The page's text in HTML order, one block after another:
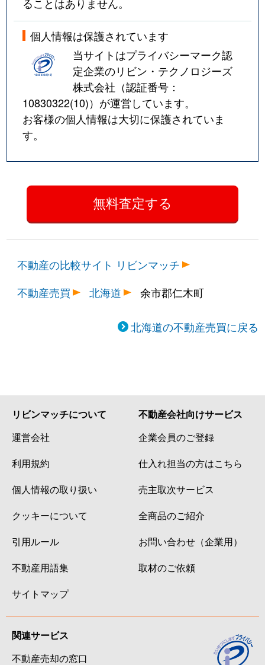
個人情報は保護されています
当サイトはプライバシーマーク認
定企業のリビン・テクノロジーズ
株式会社（認証番号：
10830322(10)）が運営しています。
お客様の個人情報は大切に保護されていま
す。
不動産の比較サイト リビンマッチ
不動産売買
北海道 余市郡仁木町
北海道の不動産売買に戻る
リビンマッチについて
運営会社
利用規約
個人情報の取り扱い
クッキーについて
引用ルール
不動産用語集
サイトマップ
不動産会社向けサービス
企業会員のご登録
仕入れ担当の方はこちら
売主取次サービス
全商品のご紹介
お問い合わせ（企業用）
取材のご依頼
関連サービス
不動産売却の窓口